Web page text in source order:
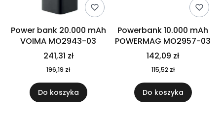
Power bank 20.000 mAh
VOIMA MO2943-03
241,31 zł
196,19 zł
Do koszyka
Powerbank 10.000 mAh
POWERMAG MO2957-03
142,09 zł
115,52 zł
Do koszyka